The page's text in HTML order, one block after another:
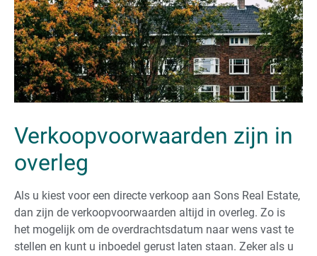
Verkoopvoorwaarden zijn in
overleg
Als u kiest voor een directe verkoop aan Sons Real Estate,
dan zijn de verkoopvoorwaarden altijd in overleg. Zo is
het mogelijk om de overdrachtsdatum naar wens vast te
stellen en kunt u inboedel gerust laten staan. Zeker als u